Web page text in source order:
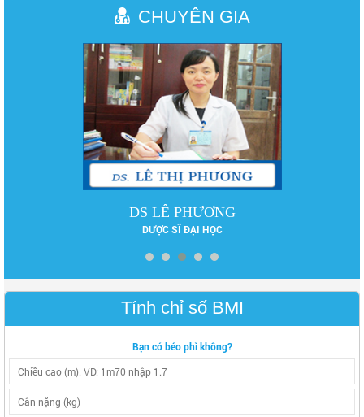
CHUYÊN GIA
DS LÊ PHƯƠNG
DƯỢC SĨ ĐẠI HỌC
Tính chỉ số BMI
Bạn có béo phì không?